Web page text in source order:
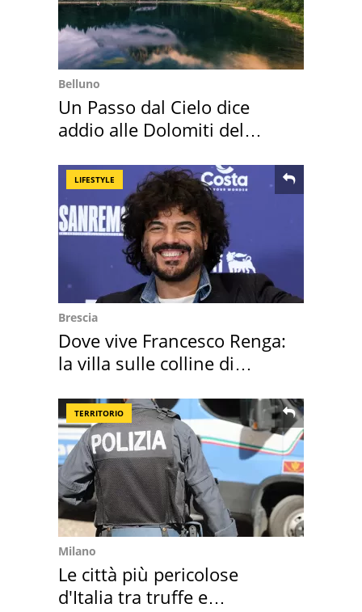
Belluno
Un Passo dal Cielo dice
addio alle Dolomiti del
LIFESTYLE
Brescia
Dove vive Francesco Renga:
la villa sulle colline di
TERRITORIO
Milano
Le città più pericolose
d'Italia tra truffe e